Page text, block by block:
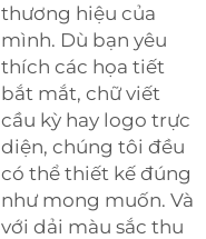
thương hiệu của
mình. Dù bạn yêu
thích các họa tiết
bắt mắt, chữ viết
cầu kỳ hay logo trực
diện, chúng tôi đều
có thể thiết kế đúng
như mong muốn. Và
với dải màu sắc thu